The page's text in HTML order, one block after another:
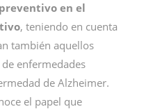
en el
, teniendo en cuenta
también aquellos
enfermedades
de Alzheimer.
el papel que